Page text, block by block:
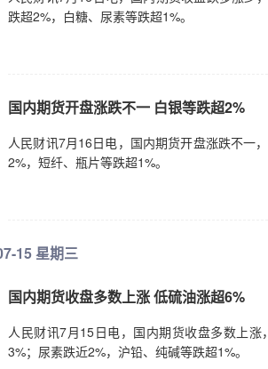
跌超2%，白糖、尿素等跌超1%。
国内期货开盘涨跌不一 白银等跌超2%
人民财讯7月16日电，国内期货开盘涨跌不一
2%，短纤、瓶片等跌超1%。
15 星期三
国内期货收盘多数上涨 低硫油涨超6%
人民财讯7月15日电，国内期货收盘多数上
3%；尿素跌近2%，沪铅、纯碱等跌超1%。